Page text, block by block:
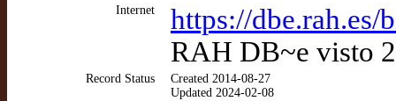
Internet
https://
RAH DB~e visto
Record Status
Created 2014-08-27
Updated 2024-02-08